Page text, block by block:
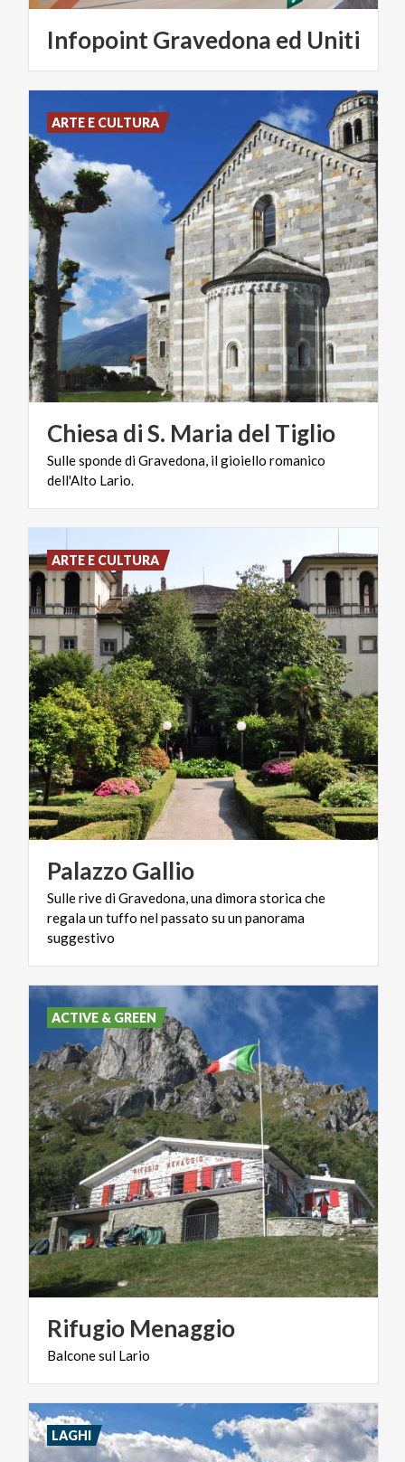
InfopointGravedona ed Uniti
Chiesa diS. Maria del Tiglio
SullespondediGravedona, ilgioiello romanico
dell'Alto Lario.
ARTE E CULTURA
PalazzoGallio
Sulle rive di Gravedona, una dimora storica che
regala un tuffo nel passato su un panorama
suggestivo
ARTE E CULTURA
Rifugio Menaggio
Balconesul Lario
ACTIVE & GREEN
LAGHI